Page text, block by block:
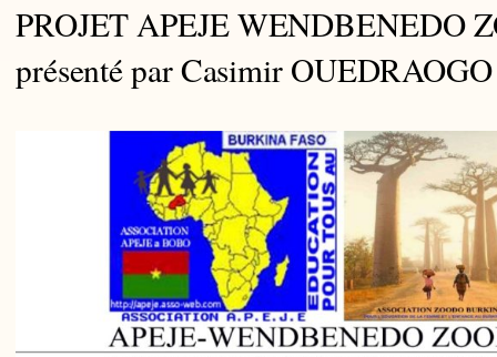
PROJET APEJE WENDBENEDO
présenté par Casimir OUEDRAOGO